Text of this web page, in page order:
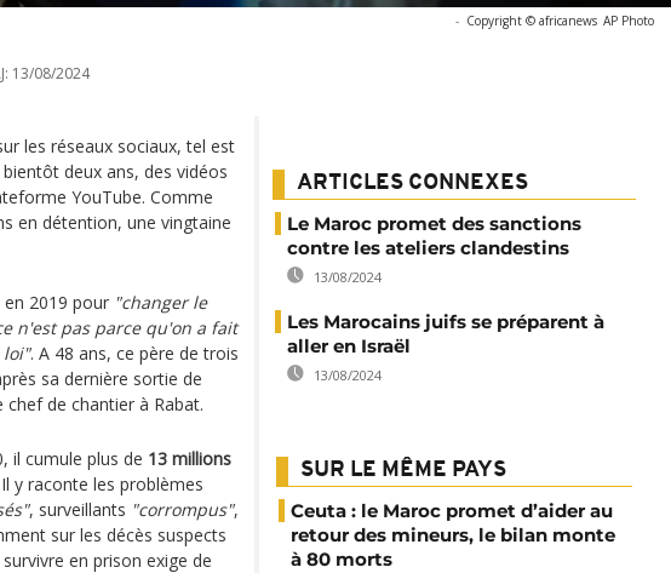
- Copyright © africanews AP Photo
13/08/2024
les réseaux sociaux, tel est
deux ans, des vidéos
YouTube. Comme
en détention, une vingtaine
2019 pour "changer le
n'est pas parce qu'on a fait
loi". A 48 ans, ce père de trois
sa dernière sortie de
de chantier à Rabat.
il cumule plus de 13 millions
y raconte les problèmes
, surveillants "corrompus",
sur les décès suspects
en prison exige de
ARTICLES CONNEXES
Le Maroc promet des sanctions
contre les ateliers clandestins
13/08/2024
Les Marocains juifs se préparent à
aller en Israël
13/08/2024
SUR LE MÊME PAYS
Ceuta : le Maroc promet d’aider au
retour des mineurs, le bilan monte
à 80 morts